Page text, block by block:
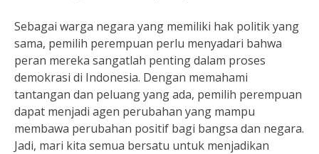
Sebagai warga negara yang memiliki hak politik yang
sama, pemilih perempuan perlu menyadari bahwa
peran mereka sangatlah penting dalam proses
demokrasi di Indonesia. Dengan memahami
tantangan dan peluang yang ada, pemilih perempuan
dapat menjadi agen perubahan yang mampu
membawa perubahan positif bagi bangsa dan negara.
Jadi, mari kita semua bersatu untuk menjadikan